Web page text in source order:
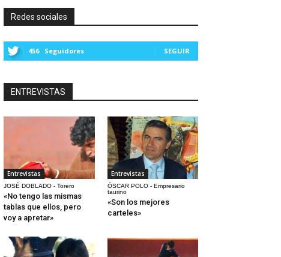
Redes sociales
456 Seguidores SEGUIR
ENTREVISTAS
Entrevistas
JOSÉ DOBLADO - Torero
«No tengo las mismas
tablas que ellos, pero
voy a apretar»
Entrevistas
ÓSCAR POLO - Empresario
taurino
«Son los mejores
carteles»